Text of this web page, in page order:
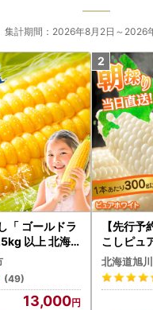
集計期間：2026年8月2日～2026
「 ゴールドラ
以上 北海
トコーン
(49)
13,000
【先行
こしピュ
6kg（
発送開始
北海道旭